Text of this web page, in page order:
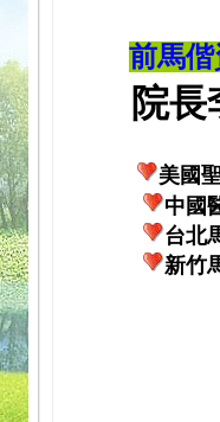
前馬
院長
美國
中國
台北
新竹